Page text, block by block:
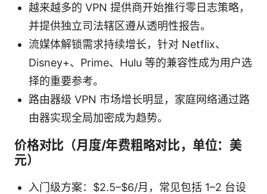
越来越多的 VPN 提供商开始推行零日志策略，
并提供独立司法辖区遵从透明性报告。
流媒体解锁需求持续增长，针对 Netflix、
Disney+、Prime、Hulu 等的兼容性成为用户选
择的重要参考。
路由器级 VPN 市场增长明显，家庭网络通过路
由器实现全局加密成为趋势。
价格对比（月度/年费粗略对比，单位：美
元）
入门级方案：$2.5–$6/月，常见包括 1–2 台设